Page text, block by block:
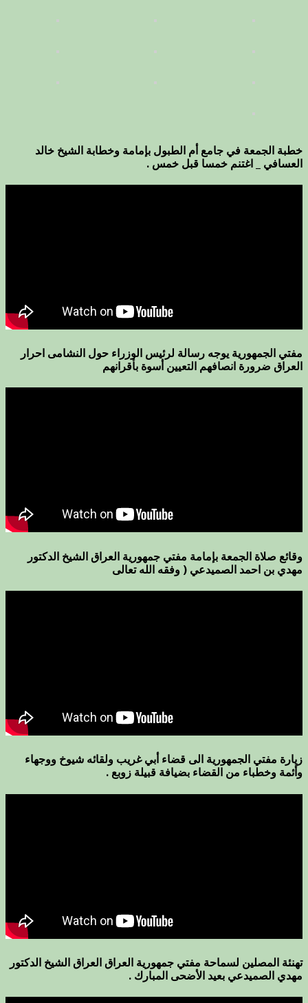
خطبة الجمعة في جامع أم الطبول بإمامة وخطابة الشيخ خالد
العسافي _ اغتنم خمسا قبل خمس .
مفتي الجمهورية يوجه رسالة لرئيس الوزراء حول النشامى احرار
العراق ضرورة انصافهم التعيين أسوة بأقرانهم
وقائع صلاة الجمعة بإمامة مفتي جمهورية العراق الشيخ الدكتور
مهدي بن احمد الصميدعي ( وفقه الله تعالى
زيارة مفتي الجمهورية الى قضاء أبي غريب ولقائه شيوخ ووجهاء
وأئمة وخطباء من القضاء بضيافة قبيلة زوبع .
تهنئة المصلين لسماحة مفتي جمهورية العراق العراق الشيخ الدكتور
مهدي الصميدعي بعيد الأضحى المبارك .